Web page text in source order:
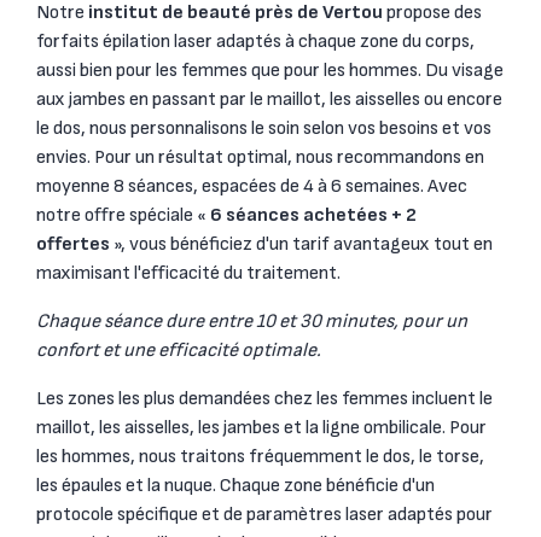
Notre institut de beauté près de Vertou propose des
forfaits épilation laser adaptés à chaque zone du corps,
aussi bien pour les femmes que pour les hommes. Du visage
aux jambes en passant par le maillot, les aisselles ou encore
le dos, nous personnalisons le soin selon vos besoins et vos
envies. Pour un résultat optimal, nous recommandons en
moyenne 8 séances, espacées de 4 à 6 semaines. Avec
notre offre spéciale « 6 séances achetées + 2
offertes », vous bénéficiez d'un tarif avantageux tout en
maximisant l'efficacité du traitement.
Chaque séance dure entre 10 et 30 minutes, pour un
confort et une efficacité optimale.
Les zones les plus demandées chez les femmes incluent le
maillot, les aisselles, les jambes et la ligne ombilicale. Pour
les hommes, nous traitons fréquemment le dos, le torse,
les épaules et la nuque. Chaque zone bénéficie d'un
protocole spécifique et de paramètres laser adaptés pour